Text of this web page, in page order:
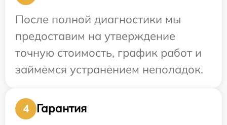
После полной диагностики мы
предоставим на утверждение
точную стоимость, график работ и
займемся устранением неполадок.
4
Гарантия